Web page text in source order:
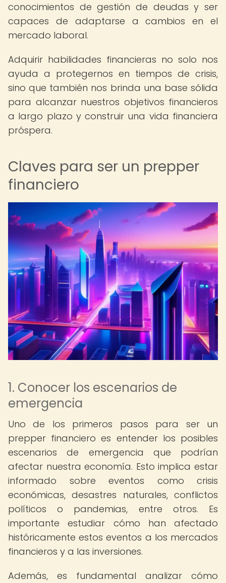
conocimientos de gestión de deudas y ser
capaces de adaptarse a cambios en el
mercado laboral.
Adquirir habilidades financieras no solo nos
ayuda a protegernos en tiempos de crisis,
sino que también nos brinda una base sólida
para alcanzar nuestros objetivos financieros
a largo plazo y construir una vida financiera
próspera.
Claves para ser un prepper
financiero
1. Conocer los escenarios de
emergencia
Uno de los primeros pasos para ser un
prepper financiero es entender los posibles
escenarios de emergencia que podrían
afectar nuestra economía. Esto implica estar
informado sobre eventos como crisis
económicas, desastres naturales, conflictos
políticos o pandemias, entre otros. Es
importante estudiar cómo han afectado
históricamente estos eventos a los mercados
financieros y a las inversiones.
Además, es fundamental analizar cómo